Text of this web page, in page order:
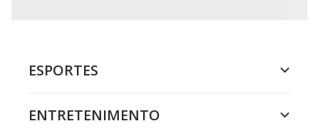
ESPORTES
ENTRETENIMENTO